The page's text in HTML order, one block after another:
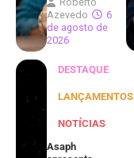
Azevedo
6
de agosto de
2026
DESTAQUE
LANÇAMENTOS
NOTÍCIAS
Asaph